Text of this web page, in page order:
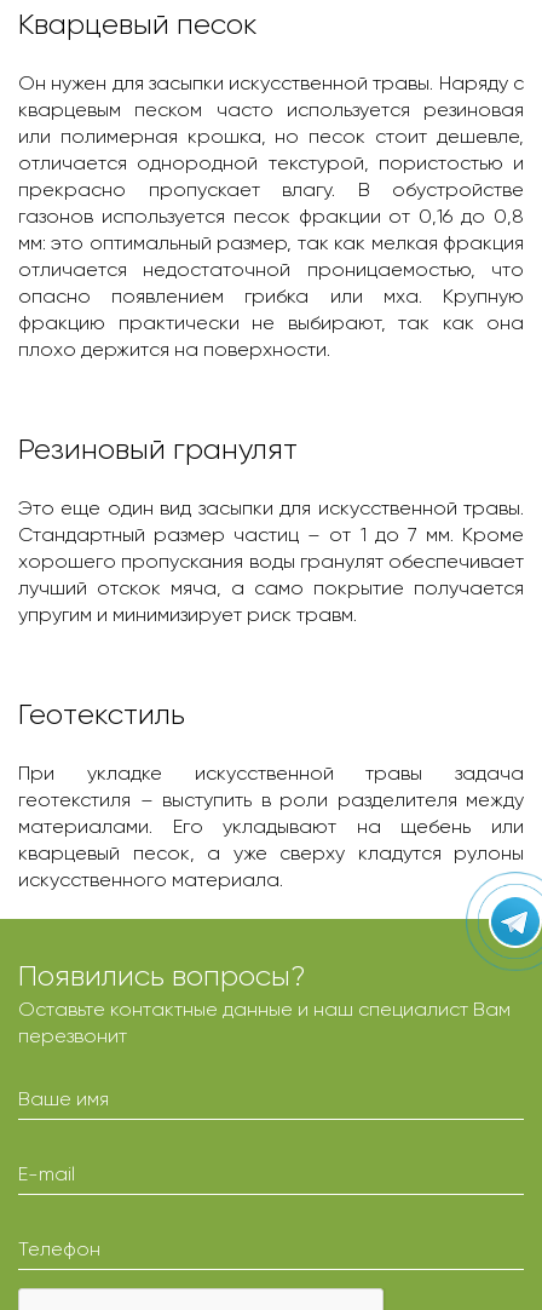
Кварцевый песок
Он нужен для засыпки искусственной травы. Наряду с
кварцевым песком часто используется резиновая
или полимерная крошка, но песок стоит дешевле,
отличается однородной текстурой, пористостью и
прекрасно пропускает влагу. В обустройстве
газонов используется песок фракции от 0,16 до 0,8
мм: это оптимальный размер, так как мелкая фракция
отличается недостаточной проницаемостью, что
опасно появлением грибка или мха. Крупную
фракцию практически не выбирают, так как она
плохо держится на поверхности.
Резиновый гранулят
Это еще один вид засыпки для искусственной травы.
Стандартный размер частиц – от 1 до 7 мм. Кроме
хорошего пропускания воды гранулят обеспечивает
лучший отскок мяча, а само покрытие получается
упругим и минимизирует риск травм.
Геотекстиль
При укладке искусственной травы задача
геотекстиля – выступить в роли разделителя между
материалами. Его укладывают на щебень или
кварцевый песок, а уже сверху кладутся рулоны
искусственного материала.
Появились вопросы?
Оставьте контактные данные и наш специалист Вам
перезвонит
Ваше имя
E-mail
Телефон